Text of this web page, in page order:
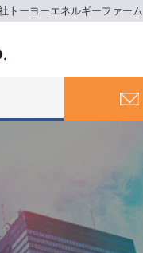
トーヨーエネルギーファーム